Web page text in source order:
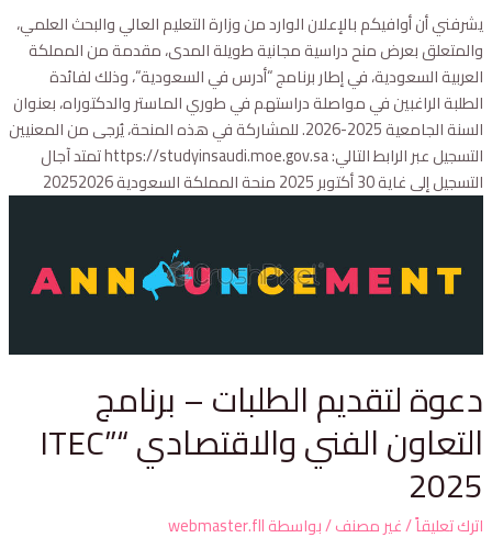
يشرفني أن أوافيكم بالإعلان الوارد من وزارة التعليم العالي والبحث العلمي،
والمتعلق بعرض منح دراسية مجانية طويلة المدى، مقدمة من المملكة
العربية السعودية، في إطار برنامج “أدرس في السعودية“، وذلك لفائدة
الطلبة الراغبين في مواصلة دراستهم في طوري الماستر والدكتوراه، بعنوان
السنة الجامعية 2025-2026. للمشاركة في هذه المنحة، يُرجى من المعنيين
التسجيل عبر الرابط التالي: https://studyinsaudi.moe.gov.sa تمتد آجال
التسجيل إلى غاية 30 أكتوبر 2025 منحة المملكة السعودية 20252026
دعوة لتقديم الطلبات – برنامج
التعاون الفني والاقتصادي “ITEC”
2025
اترك تعليقاً/غير مصنف/ بواسطةwebmaster.fll